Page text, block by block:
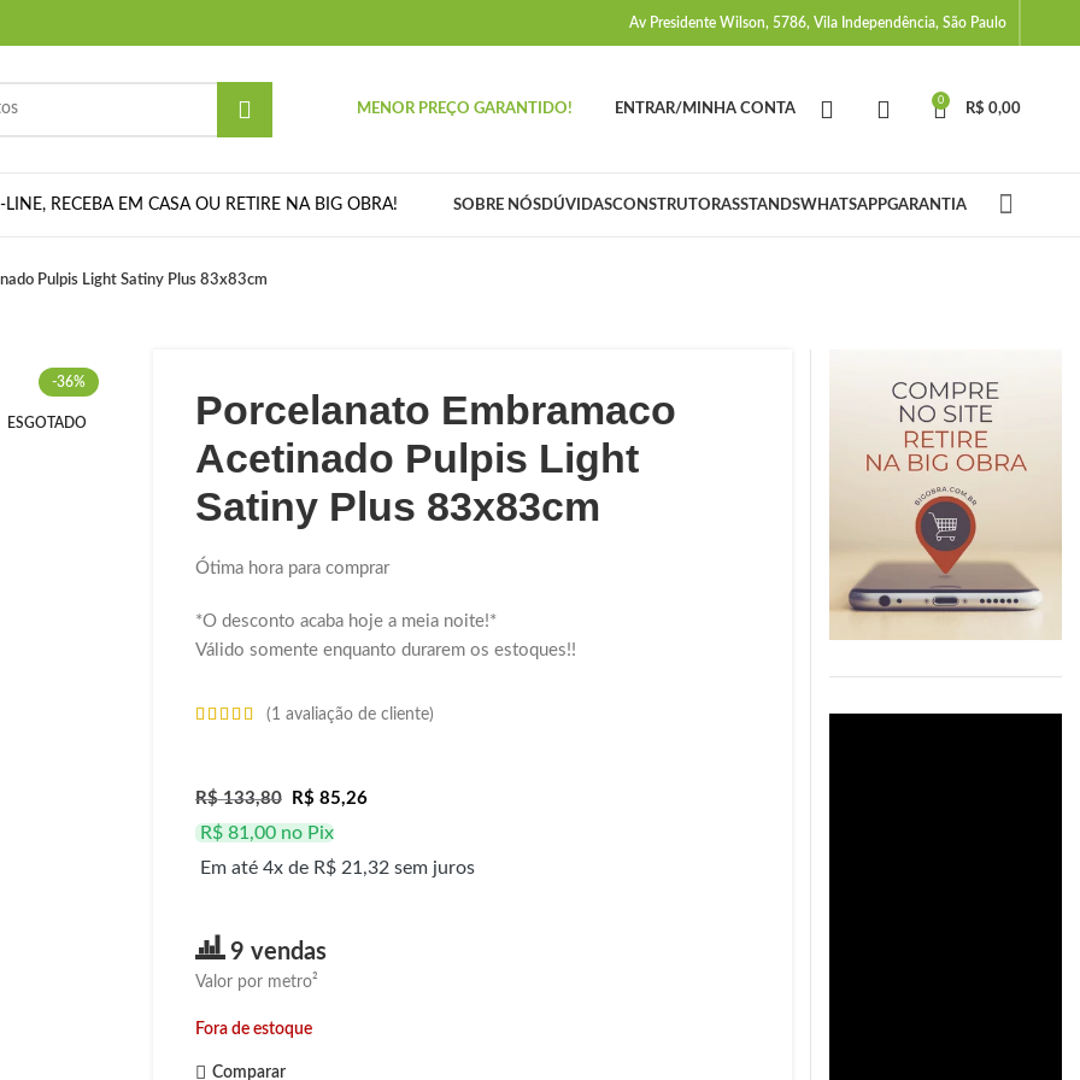
Av Presidente Wilson, 5786, Vila Independência, São Paulo
MENOR PREÇO GARANTIDO! ENTRAR/MINHA CONTA
0
R$ 0,00
RECEBA EM CASA OU RETIRE NA BIG OBRA! SOBRE NÓS DÚVIDASCONSTRUTORASSTANDSWHATSAPPGARANTIA
Pulpis Light Satiny Plus 83x83cm
-36%
ESGOTADO
Porcelanato Embramaco
Acetinado Pulpis Light
Satiny Plus 83x83cm
Ótima hora para comprar
*O desconto acaba hoje a meia noite!*
Válido somente enquanto durarem os estoques!!
(1 avaliação de cliente)
R$133,80 R$ 85,26
Em até 4x de R$ 21,32 sem juros
R$ 81,00 no Pix
9 vendas
Valor por metro²
Fora de estoque
Comparar